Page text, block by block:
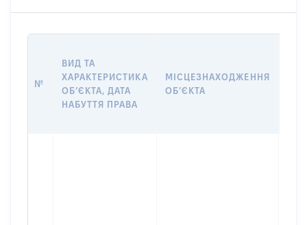
№
ВИД ТА
ХАРАКТЕРИСТИКА
ОБʼЄКТА, ДАТА
НАБУТТЯ ПРАВА
МІСЦЕЗНАХОДЖЕННЯ
ОБʼЄКТА